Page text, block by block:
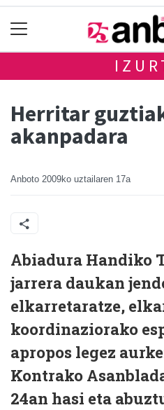
Herritar
akanpadara
Anboto 2009ko uztailaren 17a
Abiadura Handiko
jarrera daukan
elkarretaratze,
koordinaziorako
apropos legez
Kontrako
24an hasi eta